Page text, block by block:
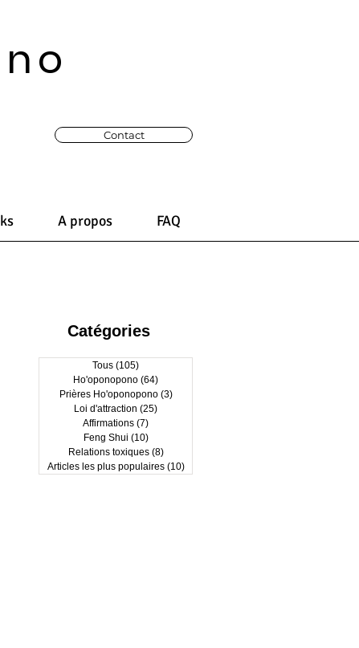
Contact
A propos FAQ
Catégories
Tous (105)
Ho'oponopono (64)
Prières Ho'oponopono (3)3 posts
Loi d'attraction (25)
Affirmations (7)
Feng Shui (10)10 posts
Relations toxiques (8)8 posts
Articles les plus populaires (10)10 posts